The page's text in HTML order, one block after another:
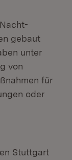
gebaut
unter
von
für
oder
Stuttgart